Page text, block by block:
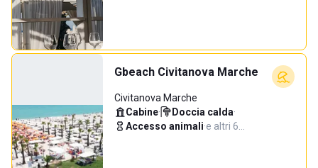
Gbeach Civitanova Marche
Civitanova Marche
Cabine· Doccia calda·
Accesso animali·e altri 6…